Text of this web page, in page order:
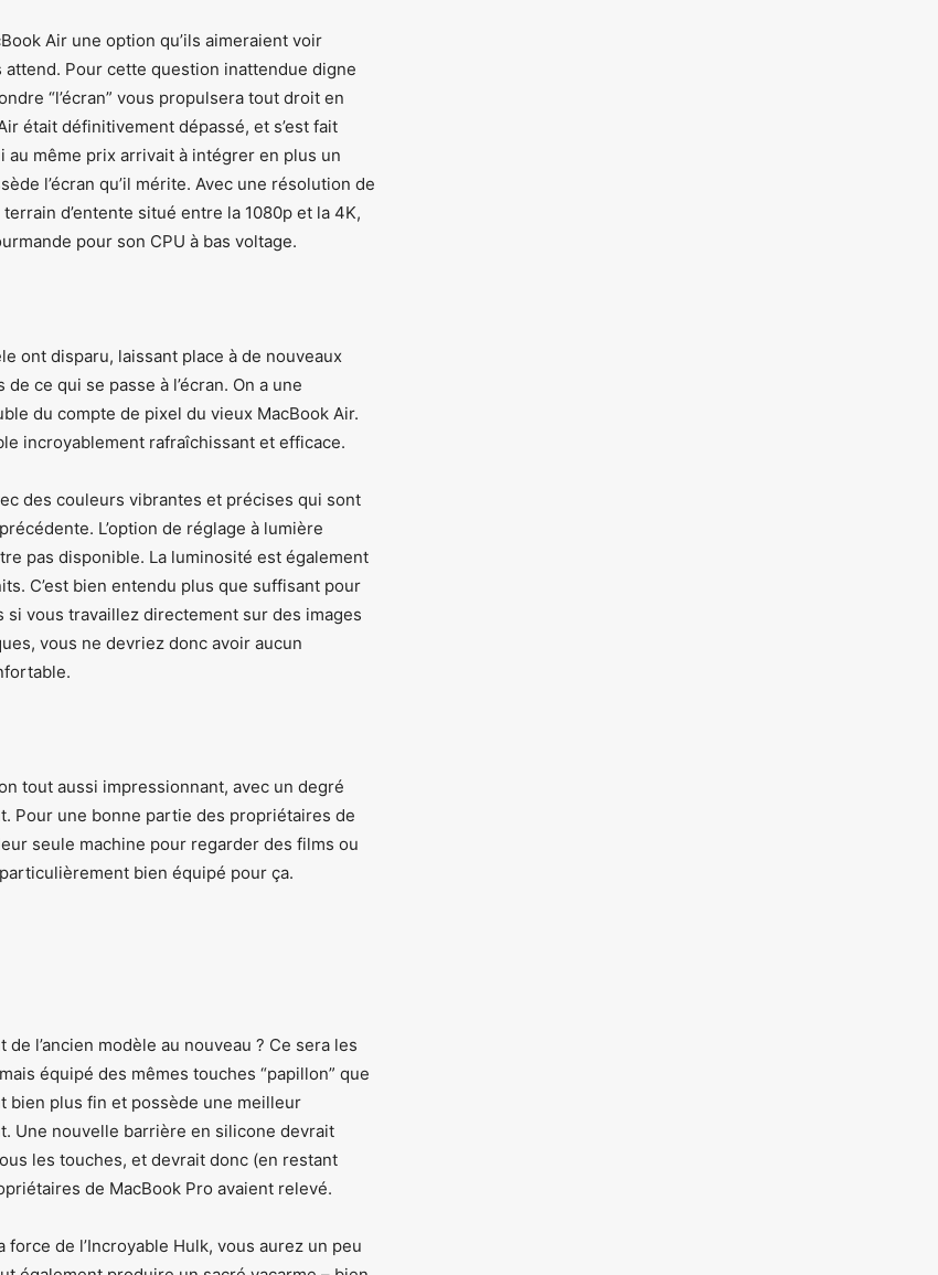
Air une option qu’ils aimeraient voir
Pour cette question inattendue digne
“l’écran” vous propulsera tout droit en
était définitivement dépassé, et s’est fait
au même prix arrivait à intégrer en plus un
l’écran qu’il mérite. Avec une résolution de
d’entente situé entre la 1080p et la 4K,
pour son CPU à bas voltage.
ont disparu, laissant place à de nouveaux
ce qui se passe à l’écran. On a une
du compte de pixel du vieux MacBook Air.
incroyablement rafraîchissant et efficace.
des couleurs vibrantes et précises qui sont
L’option de réglage à lumière
pas disponible. La luminosité est également
C’est bien entendu plus que suffisant pour
si vous travaillez directement sur des images
vous ne devriez donc avoir aucun
tout aussi impressionnant, avec un degré
Pour une bonne partie des propriétaires de
seule machine pour regarder des films ou
bien équipé pour ça.
l’ancien modèle au nouveau ? Ce sera les
équipé des mêmes touches “papillon” que
bien plus fin et possède une meilleur
Une nouvelle barrière en silicone devrait
les touches, et devrait donc (en restant
de MacBook Pro avaient relevé.
de l’Incroyable Hulk, vous aurez un peu